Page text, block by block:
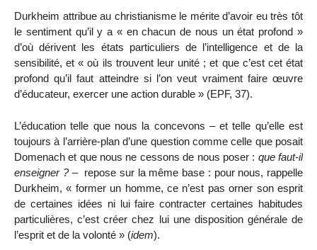
Durkheim attribue au christianisme le mérite d’avoir eu très tôt
le sentiment qu’il y a « en chacun de nous un état profond »
d’où dérivent les états particuliers de l’intelligence et de la
sensibilité, et « où ils trouvent leur unité ; et que c’est cet état
profond qu’il faut atteindre si l’on veut vraiment faire œuvre
d’éducateur, exercer une action durable » (EPF, 37).
L’éducation telle que nous la concevons – et telle qu’elle est
toujours à l’arrière-plan d’une question comme celle que posait
Domenach et que nous ne cessons de nous poser : que faut-il
enseigner ?– repose sur la même base : pour nous, rappelle
Durkheim, « former un homme, ce n’est pas orner son esprit
de certaines idées ni lui faire contracter certaines habitudes
particulières, c’est créer chez lui une disposition générale de
l’esprit et de la volonté » (idem).